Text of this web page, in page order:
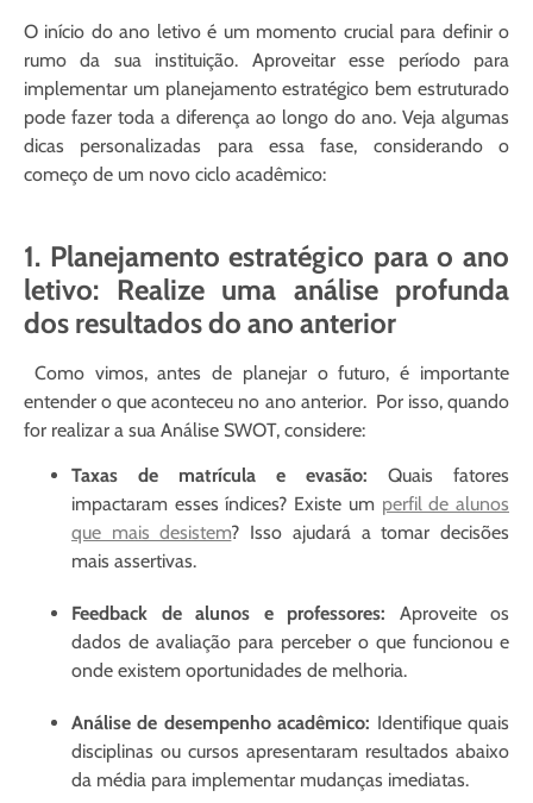
O início do ano letivo é um momento crucial para definir o
rumo da sua instituição. Aproveitar esse período para
implementar um planejamento estratégico bem estruturado
pode fazer toda a diferença ao longo do ano. Veja algumas
dicas personalizadas para essa fase, considerando o
começo de um novo ciclo acadêmico:
1. Planejamento estratégico para o ano
letivo: Realize uma análise profunda
dos resultados do ano anterior
Como vimos, antes de planejar o futuro, é importante
entender o que aconteceu no ano anterior. Por isso, quando
for realizar a sua Análise SWOT, considere:
Taxas de matrícula e evasão: Quais fatores
impactaram esses índices? Existe um perfil de alunos
que mais desistem? Isso ajudará a tomar decisões
mais assertivas.
Feedback de alunos e professores: Aproveite os
dados de avaliação para perceber o que funcionou e
onde existem oportunidades de melhoria.
Análise de desempenho acadêmico: Identifique quais
disciplinas ou cursos apresentaram resultados abaixo
da média para implementar mudanças imediatas.